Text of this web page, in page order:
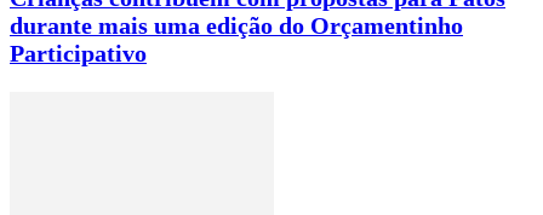
durante mais uma edição do Orçamentinho
Participativo